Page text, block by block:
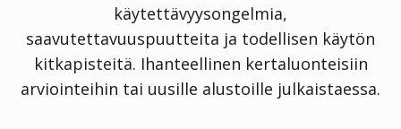
käytettävyysongelmia,
saavutettavuuspuutteita ja todellisen käytön
kitkapisteitä. Ihanteellinen kertaluonteisiin
arviointeihin tai uusille alustoille julkaistaessa.